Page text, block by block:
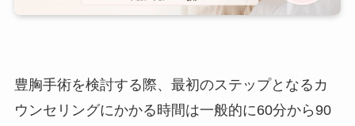
豊胸手術を検討する際、最初のステップとなるカ
ウンセリングにかかる時間は一般的に60分から90